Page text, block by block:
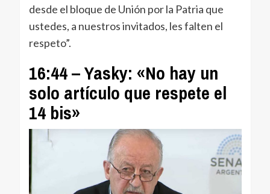
desde el bloque de Unión por la Patria que
ustedes, a nuestros invitados, les falten el
respeto”.
16:44 – Yasky: «No hay un
solo artículo que respete el
14 bis»